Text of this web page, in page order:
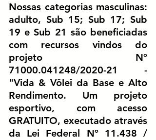
Nossas categorias masculinas:
adulto, Sub 15; Sub 17; Sub
19 e Sub 21 são beneficiadas
com recursos vindos do
projeto Nº
71000.041248/2020-21 -
"Vida & Vôlei da Base e Alto
Rendimento. Um projeto
esportivo, com acesso
GRATUITO, executado através
da Lei Federal Nº 11.438 /